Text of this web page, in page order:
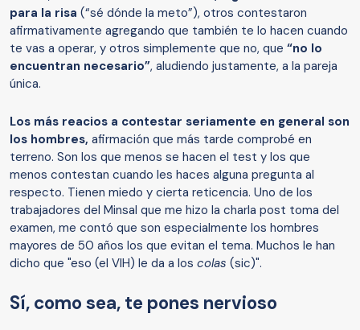
para la risa (“sé dónde la meto”), otros contestaron
afirmativamente agregando que también te lo hacen cuando
te vas a operar, y otros simplemente que no, que “no lo
encuentran necesario”, aludiendo justamente, a la pareja
única.
Los más reacios a contestar seriamente en general son
los hombres, afirmación que más tarde comprobé en
terreno. Son los que menos se hacen el test y los que
menos contestan cuando les haces alguna pregunta al
respecto. Tienen miedo y cierta reticencia. Uno de los
trabajadores del Minsal que me hizo la charla post toma del
examen, me contó que son especialmente los hombres
mayores de 50 años los que evitan el tema. Muchos le han
dicho que "eso (el VIH) le da a los colas (sic)".
Sí, como sea, te pones nervioso